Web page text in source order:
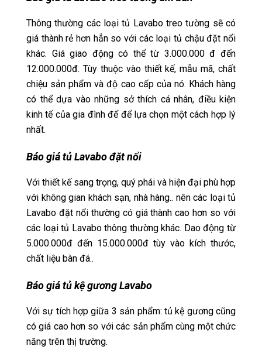
Thông thường các loại tủ Lavabo treo tường sẽ có
giá thành rẻ hơn hẳn so với các loại tủ chậu đặt nổi
khác. Giá giao động có thể từ 3.000.000 đ đến
12.000.000đ. Tùy thuộc vào thiết kế, mẫu mã, chất
chiệu sản phẩm và độ cao cấp của nó. Khách hàng
có thể dựa vào những sở thích cá nhân, điều kiện
kinh tế của gia đình để để lựa chọn một cách hợp lý
nhất.
Báo giá tủ Lavabo đặt nổi
Với thiết kế sang trọng, quý phái và hiện đại phù hợp
với không gian khách sạn, nhà hàng.. nên các loại tủ
Lavabo đặt nổi thường có giá thành cao hơn so với
các loại tủ Lavabo thông thường khác. Dao động từ
5.000.000đ đến 15.000.000đ tùy vào kích thước,
chất liệu bàn đá..
Báo giá tủ kệ gương Lavabo
Với sự tích hợp giữa 3 sản phẩm: tủ kệ gương cũng
có giá cao hơn so với các sản phẩm cùng một chức
năng trên thị trường.